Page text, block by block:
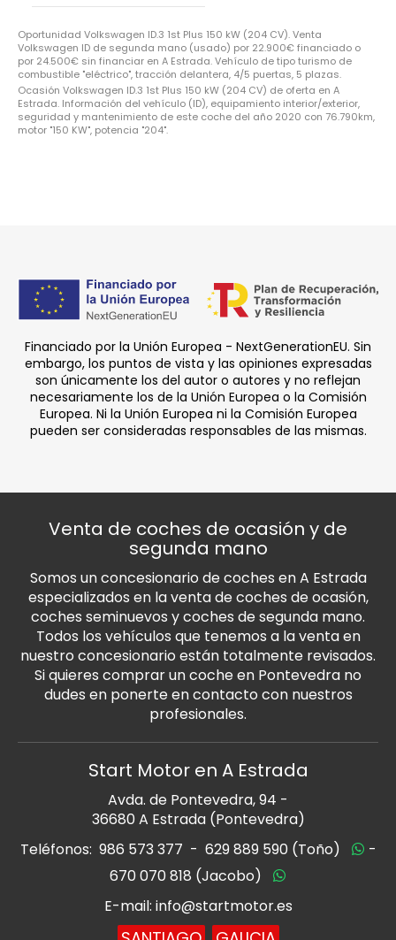
Oportunidad Volkswagen ID.3 1st Plus 150 kW (204 CV). Venta
Volkswagen ID de segunda mano (usado) por 22.900€ financiado o
por 24.500€ sin financiar en A Estrada. Vehículo de tipo turismo de
combustible "eléctrico", tracción delantera, 4/5 puertas, 5 plazas.
Ocasión Volkswagen ID.3 1st Plus 150 kW (204 CV) de oferta en A
Estrada. Información del vehículo (ID), equipamiento interior/exterior,
seguridad y mantenimiento de este coche del año 2020 con 76.790km,
motor "150 KW", potencia "204".
Financiado por la Unión Europea - NextGenerationEU. Sin
embargo, los puntos de vista y las opiniones expresadas
son únicamente los del autor o autores y no reflejan
necesariamente los de la Unión Europea o la Comisión
Europea. Ni la Unión Europea ni la Comisión Europea
pueden ser consideradas responsables de las mismas.
Venta de coches de ocasión y de
segunda mano
Somos un concesionario de coches en A Estrada
especializados en la venta de coches de ocasión,
coches seminuevos y coches de segunda mano.
Todos los vehículos que tenemos a la venta en
nuestro concesionario están totalmente revisados.
Si quieres comprar un coche en Pontevedra no
dudes en ponerte en contacto con nuestros
profesionales.
Start Motor en A Estrada
Avda. de Pontevedra, 94 -
36680 A Estrada (Pontevedra)
Teléfonos: 986 573 377 - 629 889 590 (Toño)
-
670 070 818 (Jacobo)
E-mail: info@startmotor.es